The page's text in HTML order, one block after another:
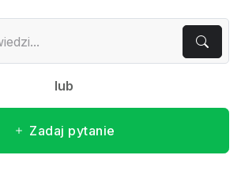
lub
Zadaj pytanie